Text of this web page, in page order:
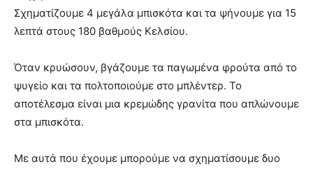
Σχηματίζουμε 4 μεγάλα μπισκότα και τα ψήνουμε για 15
λεπτά στους 180 βαθμούς Κελσίου.
Όταν κρυώσουν, βγάζουμε τα παγωμένα φρούτα από το
ψυγείο και τα πολτοποιούμε στο μπλέντερ. Το
αποτέλεσμα είναι μια κρεμώδης γρανίτα που απλώνουμε
στα μπισκότα.
Με αυτά που έχουμε μπορούμε να σχηματίσουμε δυο